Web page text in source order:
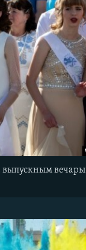
выпускным вечары